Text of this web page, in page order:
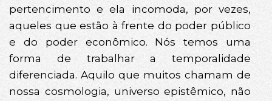
pertencimento e ela incomoda, por vezes,
aqueles que estão à frente do poder público
e do poder econômico. Nós temos uma
forma de trabalhar a temporalidade
diferenciada. Aquilo que muitos chamam de
nossa cosmologia, universo epistêmico, não